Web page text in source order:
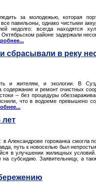
за молодежью, которая
павильоны, однако чистыми
недолго: всегда находятся
районе задержали
сбрасывали в реку
и жителям, и экологии. В
и ремонт очистных
– без процедуры
что в водоеме превышено
Александрове горожанка смогла
путь к новоселью был
в улучшении жилищных
субсидию. Заявительницу, а